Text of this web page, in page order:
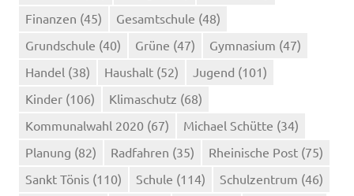
Finanzen (45) Gesamtschule (48)
Grundschule (40) Grüne (47) Gymnasium (47)
Handel (38) Haushalt (52) Jugend (101)
Kinder (106) Klimaschutz (68)
Kommunalwahl 2020 (67) Michael Schütte (34)
Planung (82) Radfahren (35) Rheinische Post (75)
Sankt Tönis (110) Schule (114) Schulzentrum (46)